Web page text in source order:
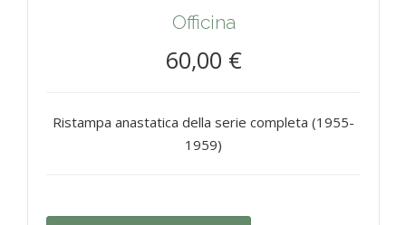
Officina
60,00 €
Ristampa anastatica della serie completa (1955-
1959)